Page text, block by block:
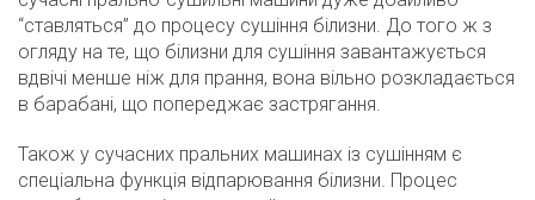
“ставляться” до процесу сушіння білизни. До того ж з
огляду на те, що білизни для сушіння завантажується
вдвічі менше ніж для прання, вона вільно розкладається
в барабані, що попереджає застрягання.
Також у сучасних пральних машинах із сушінням є
спеціальна функція відпарювання білизни. Процес